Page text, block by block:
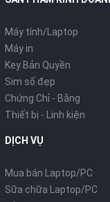
SẢN PHẨM KINH DOANH
Máy tính/Laptop
Máy in
Key Bản Quyền
Sim số đẹp
Thiết bị - Linh kiện
DỊCH VỤ